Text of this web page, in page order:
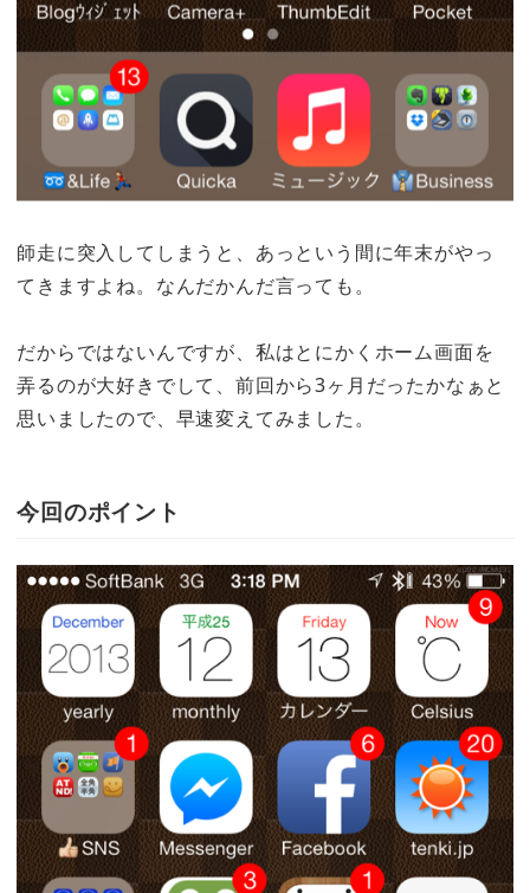
師走に突入してしまうと、あっという間に年末がやっ
てきますよね。なんだかんだ言っても。
だからではないんですが、私はとにかくホーム画面を
弄るのが大好きでして、前回から3ヶ月だったかなぁと
思いましたので、早速変えてみました。
今回のポイント